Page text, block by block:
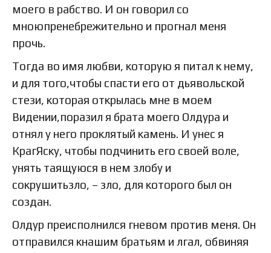
моего в рабство. И он говорил со
мноюпренебрежительно и прогнал меня
прочь.
Тогда во имя любви, которую я питал к нему,
и для того,чтобы спасти его от дьявольской
стези, которая открылась мне в моем
Видении,поразил я брата моего Олдура и
отнял у него проклятый камень. И унес я
КрагЯску, чтобы подчинить его своей воле,
унять таящуюся в нем злобу и
сокрушитьзло, – зло, для которого был он
создан.
Олдур преисполнился гневом против меня. Он
отправился кнашим братьям и лгал, обвиняя